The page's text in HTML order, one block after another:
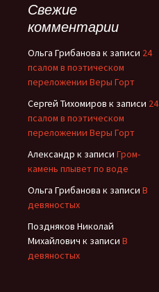
Свежие
комментарии
Ольга Грибанова к записи 24
псалом в поэтическом
переложении Веры Горт
Сергей Тихомиров к записи 24
псалом в поэтическом
переложении Веры Горт
Александр к записи Гром-
камень плывет по воде
Ольга Грибанова к записи В
девяностых
Поздняков Николай
Михайлович к записи В
девяностых